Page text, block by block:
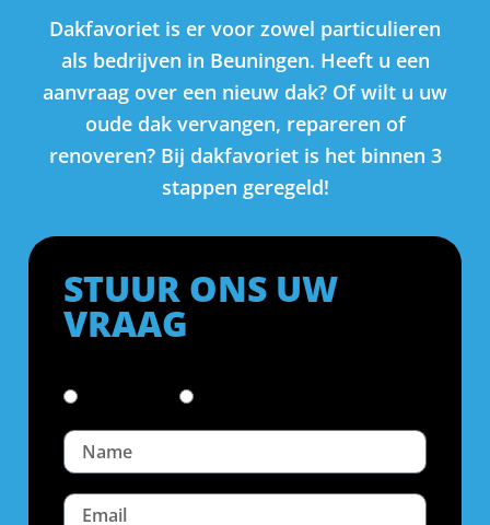
Dakfavoriet is er voor zowel particulieren
als bedrijven in Beuningen. Heeft u een
aanvraag over een nieuw dak? Of wilt u uw
oude dak vervangen, repareren of
renoveren? Bij dakfavoriet is het binnen 3
stappen geregeld!
STUUR ONS UW
VRAAG